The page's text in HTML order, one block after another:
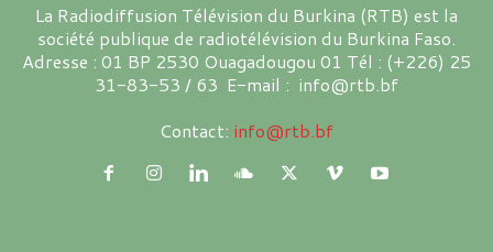
La Radiodiffusion Télévision du Burkina (RTB) est la
société publique de radiotélévision du Burkina Faso.
Adresse : 01 BP 2530 Ouagadougou 01 Tél : (+226) 25
31-83-53 / 63 E-mail : info@rtb.bf
Contact: info@rtb.bf